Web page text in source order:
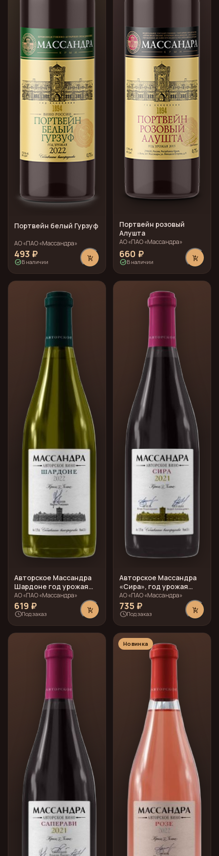
Портвейн белый Гурзуф
АО «ПАО «Массандра»
493 ₽
check_circleВ наличии add_shopping_cart
Портвейн розовый
Алушта
АО «ПАО «Массандра»
660 ₽
check_circleВ наличии add_shopping_cart
Авторское Массандра
Шардоне год урожая
2022
АО «ПАО «Массандра»
619 ₽
scheduleПод заказ add_shopping_cart
Авторское Массандра
«Сира», год урожая
2021
АО «ПАО «Массандра»
735 ₽
scheduleПод заказ add_shopping_cart
Новинка